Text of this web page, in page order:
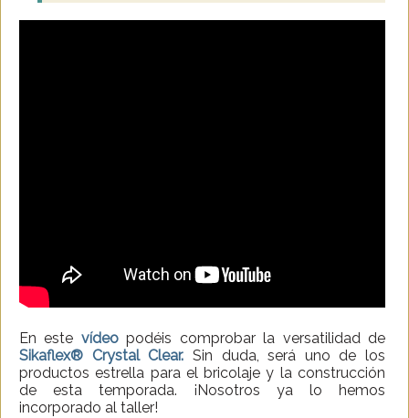
En este vídeopodéis comprobar la versatilidad de
Sikaflex® Crystal Clear. Sin duda, será uno de los
productos estrella para el bricolaje y la construcción
de esta temporada. ¡Nosotros ya lo hemos
incorporado al taller!